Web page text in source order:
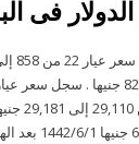
فى
جنيها .
الذهب من